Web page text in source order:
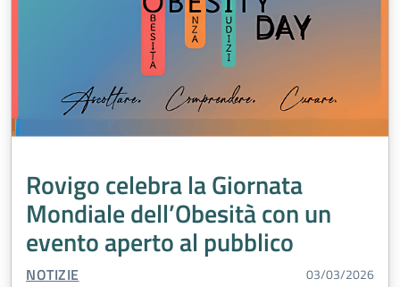
Rovigo celebra la Giornata
Mondiale dell’Obesità con un
evento aperto al pubblico
TIPO CONTENUTO:
NOTIZIE 03/03/2026